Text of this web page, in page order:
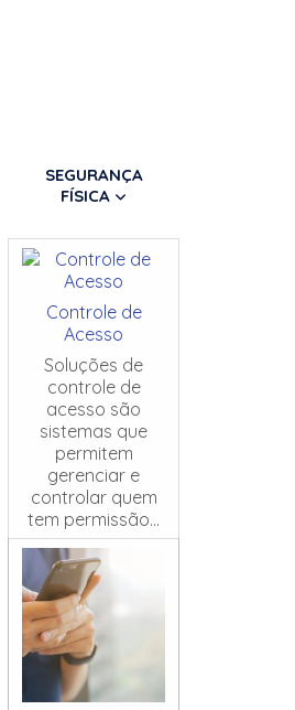
SEGURANÇA
FÍSICA
Controle de
Acesso
Soluções de
controle de
acesso são
sistemas que
permitem
gerenciar e
controlar quem
tem permissão...